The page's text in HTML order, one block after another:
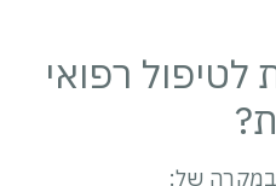
לטיפול רפואי
במקרה של: